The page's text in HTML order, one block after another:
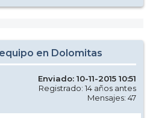
en Dolomitas
Enviado: 10-11-2015 10:51
Registrado: 14 años antes
Mensajes: 47